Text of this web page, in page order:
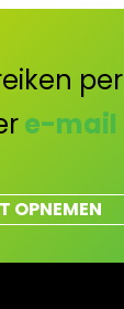
per
e-mail
OPNEMEN